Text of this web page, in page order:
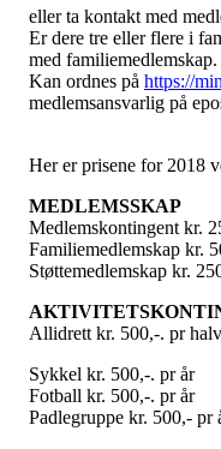
eller ta kontakt med
Er dere tre eller flere i
med familiemedlemskap.
Kan ordnes på https://
medlemsansvarlig på
Her er prisene for 2018
MEDLEMSSKAP
Medlemskontingent kr.
Familiemedlemskap kr.
Støttemedlemskap kr.
Allidrett kr. 500,-. pr
Sykkel kr. 500,-. pr år
Fotball kr. 500,-. pr år
Padlegruppe kr. 500,- pr